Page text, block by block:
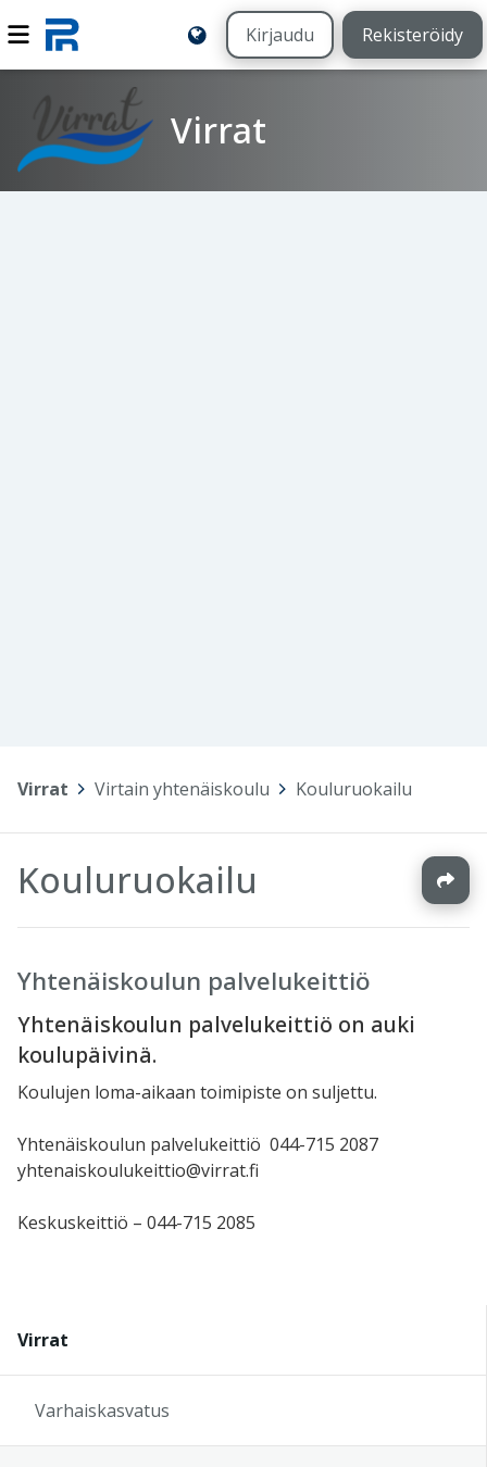
Kirjaudu Rekisteröidy
Virrat
Virrat Virtain yhtenäiskoulu Kouluruokailu
Kouluruokailu
Yhtenäiskoulun palvelukeittiö
Yhtenäiskoulun palvelukeittiö on auki
koulupäivinä.
Koulujen loma-aikaan toimipiste on suljettu.
Yhtenäiskoulun palvelukeittiö 044-715 2087
yhtenaiskoulukeittio@virrat.fi
Keskuskeittiö – 044-715 2085
Virrat
Varhaiskasvatus